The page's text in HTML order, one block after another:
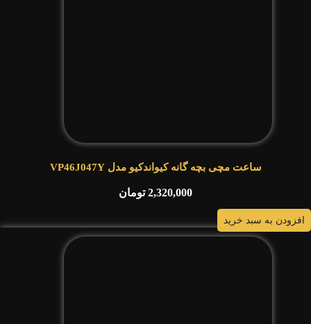
ساعت مچی بچه گانه کیواندکیو مدل VP46J047Y
2,320,000 تومان
افزودن به سبد خرید